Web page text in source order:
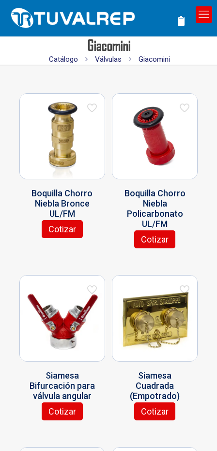
Giacomini
Catálogo Válvulas Giacomini
Boquilla Chorro
Niebla Bronce
UL/FM
Cotizar
Boquilla Chorro
Niebla
Policarbonato
UL/FM
Cotizar
Siamesa
Bifurcación para
válvula angular
Cotizar
Siamesa
Cuadrada
(Empotrado)
Cotizar
Este
múltiples